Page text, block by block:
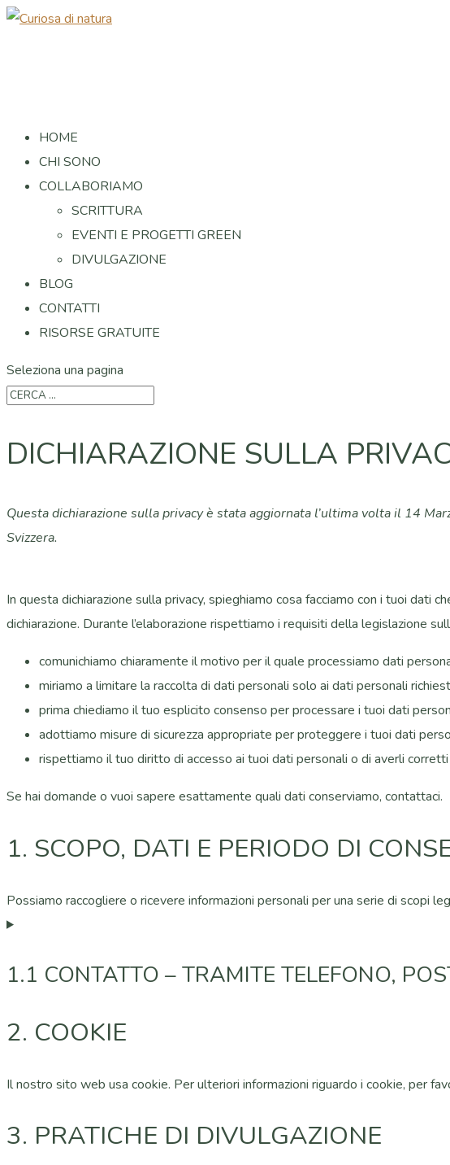
HOME
CHI SONO
COLLABORIAMO
SCRITTURA
EVENTI E PROGETTI GREEN
DIVULGAZIONE
BLOG
CONTATTI
RISORSE GRATUITE
Seleziona una pagina
DICHIARAZIONE SULLA
Questa dichiarazione sulla privacy è stata aggiornata l’ultima volta il 14
Svizzera.
In questa dichiarazione sulla privacy, spieghiamo cosa facciamo con i tuoi dati
dichiarazione. Durante l’elaborazione rispettiamo i requisiti della legislazione
comunichiamo chiaramente il motivo per il quale processiamo dati
miriamo a limitare la raccolta di dati personali solo ai dati personali
prima chiediamo il tuo esplicito consenso per processare i tuoi dati
adottiamo misure di sicurezza appropriate per proteggere i tuoi dati
rispettiamo il tuo diritto di accesso ai tuoi dati personali o di averli
Se hai domande o vuoi sapere esattamente quali dati conserviamo, contattaci.
1. SCOPO, DATI E PERIODO DI
Possiamo raccogliere o ricevere informazioni personali per una serie di scopi
1.1 CONTATTO – TRAMITE TELEFONO,
2. COOKIE
Il nostro sito web usa cookie. Per ulteriori informazioni riguardo i cookie, per
3. PRATICHE DI DIVULGAZIONE